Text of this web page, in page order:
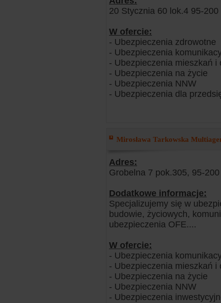
20 Stycznia 60 lok.4 95-
W ofercie:
- Ubezpieczenia zdrowotne
- Ubezpieczenia
- Ubezpieczenia mieszkań i
- Ubezpieczenia na życie
- Ubezpieczenia NNW
- Ubezpieczenia dla
Mirosława Tarkowska
Adres:
Grobelna 7 pok.305, 95-
Dodatkowe informacje:
Specjalizujemy się w
budowie, życiowych,
ubezpieczenia OFE....
W ofercie:
- Ubezpieczenia
- Ubezpieczenia mieszkań i
- Ubezpieczenia na życie
- Ubezpieczenia NNW
- Ubezpieczenia